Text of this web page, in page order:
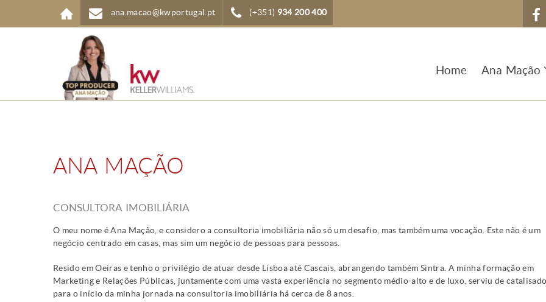
Passar para o conteúdo principalana.macao@kwportugal.pt (+351) 934 200 400
Home Ana Mação
ANA MAÇÃO
CONSULTORA IMOBILIÁRIA
O meu nome é Ana Mação, e considero a consultoria imobiliária não só um desafio, mas também uma vocação. Este não é um
negócio centrado em casas, mas sim um negócio de pessoas para pessoas.
Resido em Oeiras e tenho o privilégio de atuar desde Lisboa até Cascais, abrangendo também Sintra. A minha formação em
Marketing e Relações Públicas, juntamente com uma vasta experiência no segmento médio-alto e de luxo, serviu de
para o início da minha jornada na consultoria imobiliária há cerca de 8 anos.